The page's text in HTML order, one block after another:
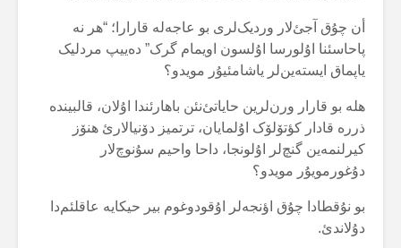
أن چۇق آجئ‌لار وردیک‌لری بو عاجەلە قارارا؛ “هر نە
پاحاسئنا اۇلورسا اۇلسون اویمام گرک” دەییپ مردلیک
یاپماق ایستەین‌لر یاشامئیۇر مویدو؟
هلە بو قارار ورن‌لرین حایاتئ‌نئن باهارئندا اۇلان، قالبیندە
ذررە قادار کؤتۆلۆک اۇلمایان، ترتمیز دۆنیالارئ هنۆز
کیرلنمەین گنچ‌لر اۇلونجا، داحا واحیم سۇنوچ‌لار
دۇغورمویۇر مویدو؟
بو نۇقطادا چۇق اؤنجەلر اۇقودوغوم بیر حیکایە عاقلئم‌دا
دۇلاندئ.